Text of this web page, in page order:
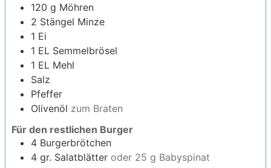
120 g Möhren
2 Stängel Minze
1 Ei
1 EL Semmelbrösel
1 EL Mehl
Salz
Pfeffer
Olivenöl zum Braten
Für den restlichen Burger
4 Burgerbrötchen
4 gr. Salatblätter oder 25 g Babyspinat